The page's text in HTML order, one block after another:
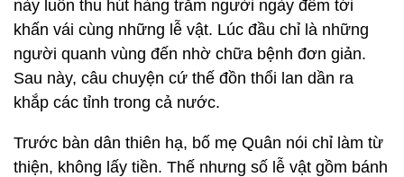
này luôn thu hút hàng trăm người ngày đêm tới
khấn vái cùng những lễ vật. Lúc đầu chỉ là những
người quanh vùng đến nhờ chữa bệnh đơn giản.
Sau này, câu chuyện cứ thế đồn thổi lan dần ra
khắp các tỉnh trong cả nước.
Trước bàn dân thiên hạ, bố mẹ Quân nói chỉ làm từ
thiện, không lấy tiền. Thế nhưng số lễ vật gồm bánh